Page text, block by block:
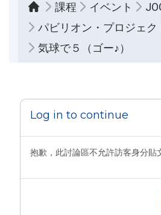
課程 イベント
パビリオン・プロジェク
気球で５（ゴー♪）
Log in to continue
抱歉，此討論區不允許訪客身分貼